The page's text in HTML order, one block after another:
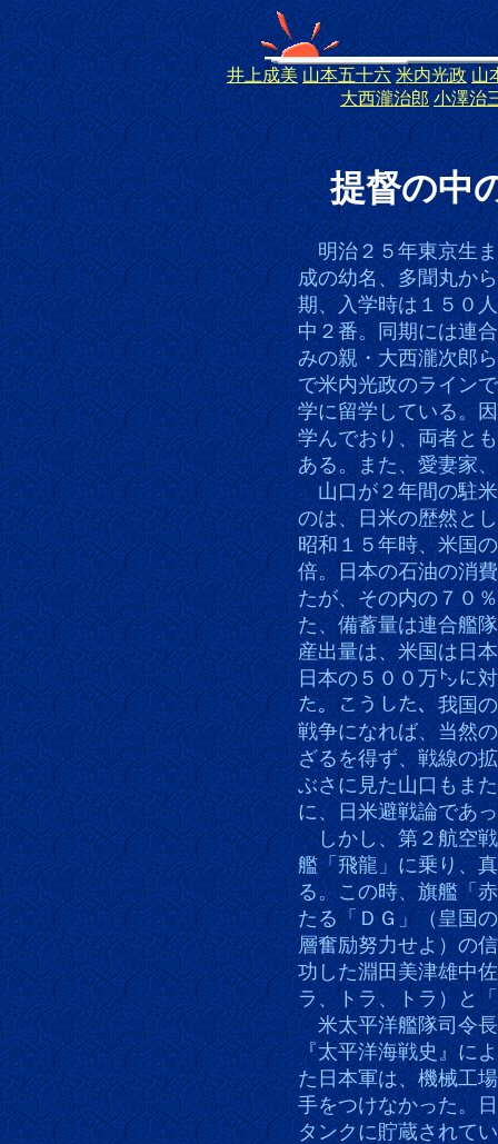
井上成美 山本五十六 米内光政 山
大西瀧治郎 小澤治
海軍兵
提督の
明治２５年東京生ま
成の幼名、多聞丸か
期、入学時は１５０
中２番。同期には連
みの親・大西瀧次郎
で米内光政のライン
学に留学している。
学んでおり、両者と
ある。また、愛妻家
山口が２年間の駐米
のは、日米の歴然と
昭和１５年時、米国
倍。日本の石油の消
たが、その内の７０
た、備蓄量は連合艦
産出量は、米国は日
日本の５００万㌧に
た。こうした、我国
戦争になれば、当然
ざるを得ず、戦線の
ぶさに見た山口もま
に、日米避戦論であ
しかし、第２航空戦
艦「飛龍」に乗り、
る。この時、旗艦「
たる「ＤＧ」（皇国
層奮励努力せよ）の
功した淵田美津雄中
ラ、トラ、トラ）と
米太平洋艦隊司令長
『太平洋海戦史』に
た日本軍は、機械工
手をつけなかった。
タンクに貯蔵されて